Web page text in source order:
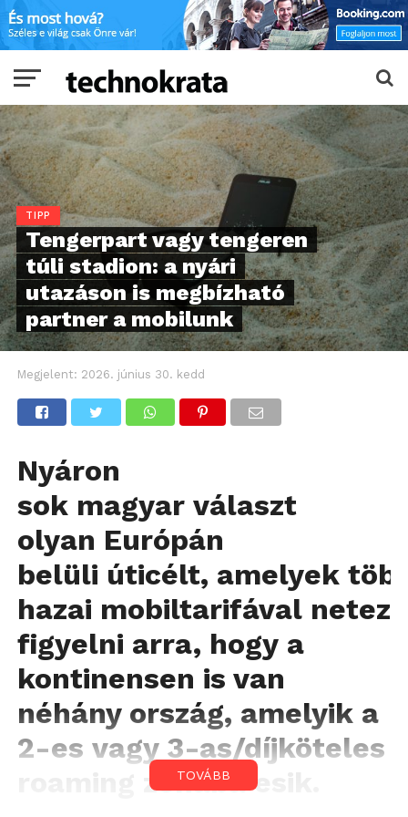
TIPP
Tengerpart vagy tengeren
túli stadion: a nyári
utazáson is megbízható
partner a mobilunk
Megjelent: 2026. június 30. kedd
Nyáron
sok magyar választ
olyan Európán
belüli úticélt, amelyek
hazai mobiltarifával
figyelni arra, hogy a
kontinensen is van
néhány ország, amelyik a
2-es vagy 3-as/díjköteles
roaming zónába esik.
TOVÁBB